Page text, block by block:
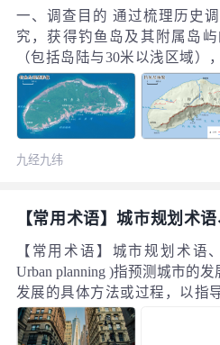
一、调查目的 通过梳理历史
究，获得钓鱼岛及其附属岛
（包括岛陆与30米以浅区域）
形地貌专题图。 二、调查内容
用最新高分辨率卫星遥感等调
与浅海地形地貌两部分调查，
属岛屿的主要海岛。 三、调查
九经九纬
【常用术语】城市规划术
【常用术语】城市规划术语
Urban planning )指预测城市的
发展的具体方法或过程，以指
传统的城市规划多注意城市地
划则试图研究各种经济、社会